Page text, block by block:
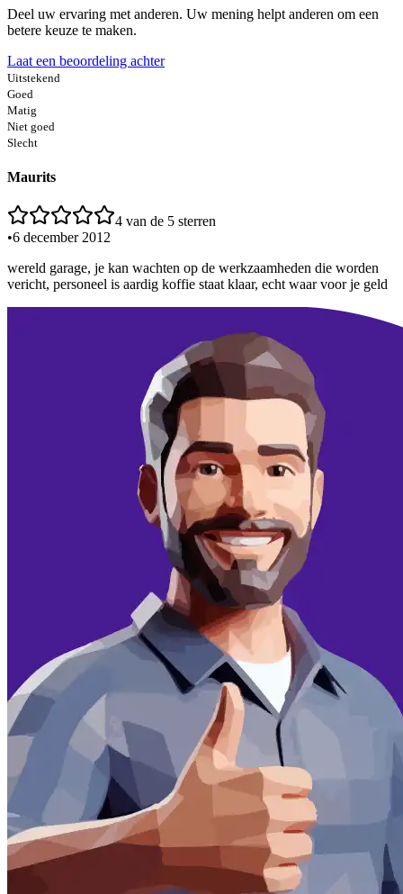
Deel uw ervaring met anderen. Uw mening helpt anderen om een
betere keuze te maken.
Laat een beoordeling achter
Uitstekend
Goed
Matig
Niet goed
Slecht
Maurits
4 van de 5 sterren
•6 december 2012
wereld garage, je kan wachten op de werkzaamheden die worden
vericht, personeel is aardig koffie staat klaar, echt waar voor je geld